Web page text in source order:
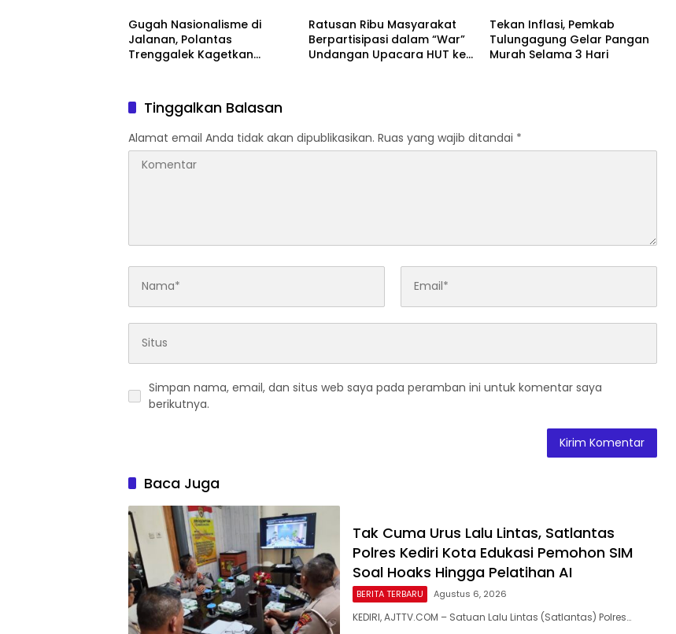
Gugah Nasionalisme di
Jalanan, Polantas
Trenggalek Kagetkan
Ratusan Ribu Masyarakat
Berpartisipasi dalam “War”
Undangan Upacara HUT ke-
Tekan Inflasi, Pemkab
Tulungagung Gelar Pangan
Murah Selama 3 Hari
Tinggalkan Balasan
Alamat email Anda tidak akan dipublikasikan. Ruas yang wajib ditandai *
Simpan nama, email, dan situs web saya pada peramban ini untuk komentar saya
berikutnya.
Baca Juga
Tak Cuma Urus Lalu Lintas, Satlantas
Polres Kediri Kota Edukasi Pemohon SIM
Soal Hoaks Hingga Pelatihan AI
BERITA TERBARU Agustus 6, 2026
KEDIRI, AJTTV.COM – Satuan Lalu Lintas (Satlantas) Polres…